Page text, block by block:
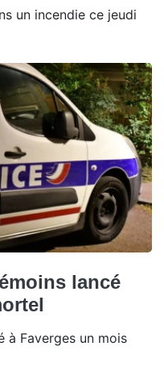
un incendie ce jeudi
lancé
à Faverges un mois